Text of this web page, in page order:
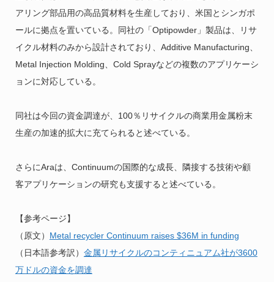
アリング部品用の高品質材料を生産しており、米国とシンガポ
ールに拠点を置いている。同社の「Optipowder」製品は、リサ
イクル材料のみから設計されており、Additive Manufacturing、
Metal Injection Molding、Cold Sprayなどの複数のアプリケーシ
ョンに対応している。
同社は今回の資金調達が、100％リサイクルの商業用金属粉末
生産の加速的拡大に充てられると述べている。
さらにAraは、Continuumの国際的な成長、隣接する技術や顧
客アプリケーションの研究も支援すると述べている。
【参考ページ】
（原文） Metal recycler Continuum raises $36M in funding
（日本語参考訳） 金属リサイクルのコンティニュアム社が3600
万ドルの資金を調達